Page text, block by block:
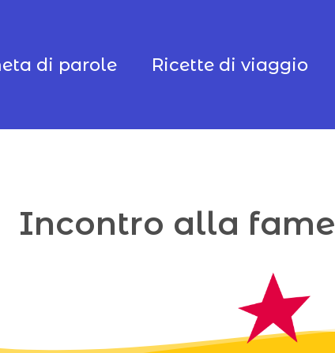
di parole Ricette di viaggio
Incontro alla fame